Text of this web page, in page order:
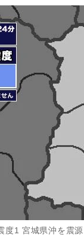
度1 宮城県沖を震